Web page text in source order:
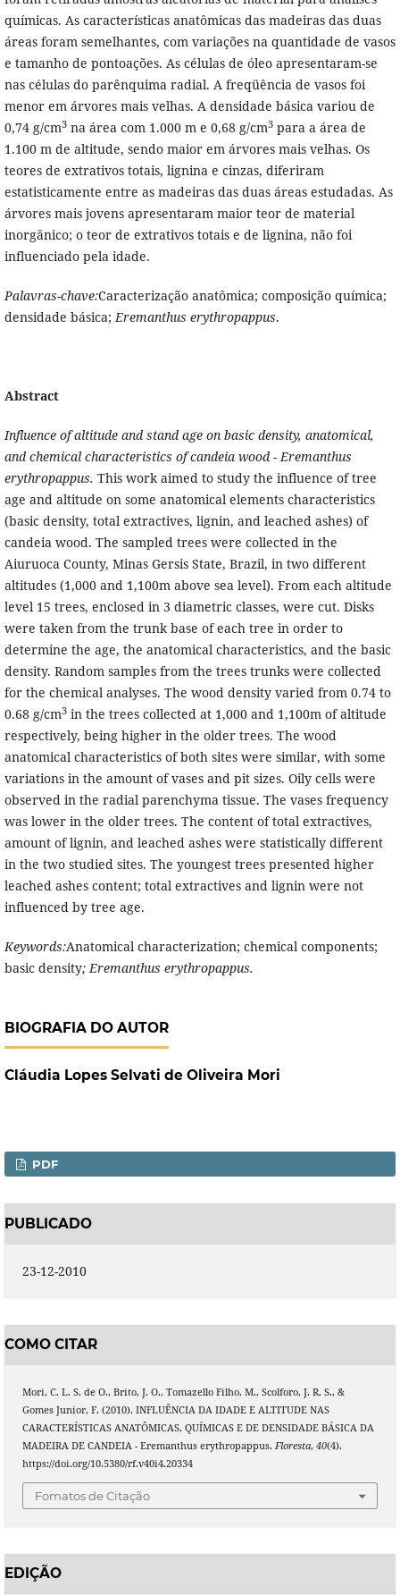
químicas. As características anatômicas das madeiras das duas
áreas foram semelhantes, com variações na quantidade de vasos
e tamanho de pontoações. As células de óleo apresentaram-se
nas células do parênquima radial. A freqüência de vasos foi
menor em árvores mais velhas. A densidade básica variou de
0,74 g/cm3na área com 1.000 m e 0,68 g/cm3para a área de
1.100 m de altitude, sendo maior em árvores mais velhas. Os
teores de extrativos totais, lignina e cinzas, diferiram
estatisticamente entre as madeiras das duas áreas estudadas. As
árvores mais jovens apresentaram maior teor de material
inorgânico; o teor de extrativos totais e de lignina, não foi
influenciado pela idade.
Palavras-chave:Caracterização anatômica; composição química;
densidade básica;Eremanthus erythropappus.
Abstract
Influence of altitude and stand age on basic density, anatomical,
and chemical characteristics of candeia wood - Eremanthus
erythropappus. This work aimed to study the influence of tree
age and altitude on some anatomical elements characteristics
(basic density, total extractives, lignin, and leached ashes) of
candeia wood. The sampled trees were collected in the
Aiuruoca County, Minas Gersis State, Brazil, in two different
altitudes (1,000 and 1,100m above sea level). From each altitude
level 15 trees, enclosed in 3 diametric classes, were cut. Disks
were taken from the trunk base of each tree in order to
determine the age, the anatomical characteristics, and the basic
density. Random samples from the trees trunks were collected
for the chemical analyses. The wood density varied from 0.74 to
0.68 g/cm3in the trees collected at 1,000 and 1,100m of altitude
respectively, being higher in the older trees. The wood
anatomical characteristics of both sites were similar, with some
variations in the amount of vases and pit sizes. Oily cells were
observed in the radial parenchyma tissue. The vases frequency
was lower in the older trees. The content of total extractives,
amount of lignin, and leached ashes were statistically different
in the two studied sites. The youngest trees presented higher
leached ashes content; total extractives and lignin were not
influenced by tree age.
Keywords:Anatomical characterization; chemical components;
basic density; Eremanthus erythropappus.
BIOGRAFIA DO AUTOR
Cláudia Lopes Selvati de Oliveira Mori
PDF
PUBLICADO
23-12-2010
COMO CITAR
Mori, C. L. S. de O., Brito, J. O., Tomazello Filho, M., Scolforo, J. R. S., &
Gomes Junior, F. (2010). INFLUÊNCIA DA IDADE E ALTITUDE NAS
CARACTERÍSTICAS ANATÔMICAS, QUÍMICAS E DE DENSIDADE BÁSICA DA
MADEIRA DE CANDEIA - Eremanthus erythropappus. Floresta, 40(4).
https://doi.org/10.5380/rf.v40i4.20334
Fomatos de Citação
EDIÇÃO